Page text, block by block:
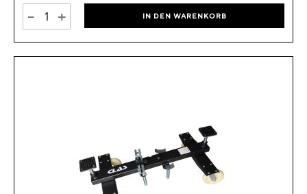
- + IN DEN WARENKORB